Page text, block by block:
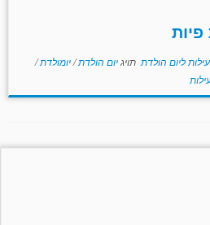
ליום הולדת תויגיום הולדת/יומולדת/